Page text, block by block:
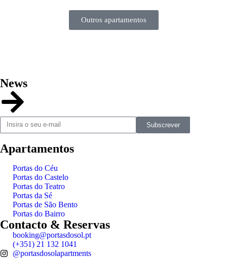
Outros apartamentos
News
Subscrever
Apartamentos
Portas do Céu
Portas do Castelo
Portas do Teatro
Portas da Sé
Portas de São Bento
Portas do Bairro
Contacto & Reservas
booking@portasdosol.pt
(+351) 21 132 1041
@portasdosolapartments